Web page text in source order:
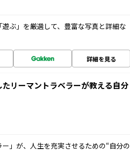
ぶ」を厳選して、豊富な写真と詳細な
詳細を見る
リーマントラベラーが教える自分
」が、人生を充実させるための“自分の